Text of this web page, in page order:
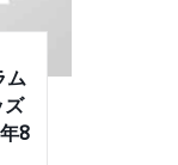
ム
ズ
8